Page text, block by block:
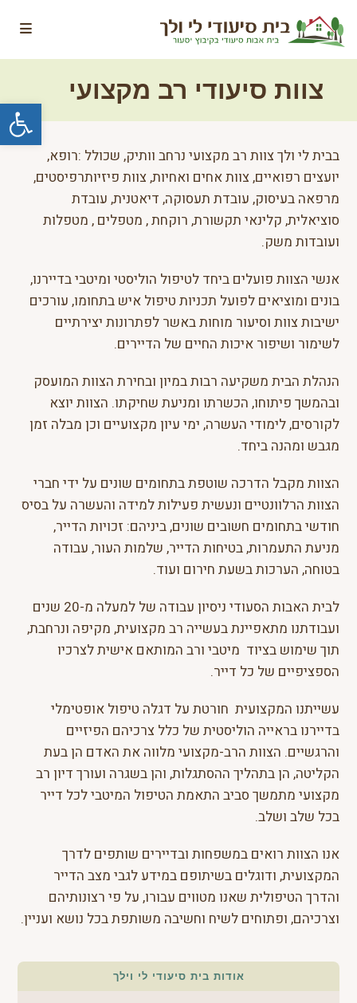
פתח סרגל נגישות
content
צוות סיעודי רב מקצועי
בבית לי ולך צוות רב מקצועי נרחב וותיק, שכולל :רופא,
יועצים רפואיים, צוות אחים ואחיות, צוות פיזיותרפיסטים,
מרפאה בעיסוק, עובדת תעסוקה, דיאטנית, עובדת
סוציאלית, קלינאי תקשורת, רוקחת , מטפלים , מטפלות
ועובדות משק.
אנשי הצוות פועלים ביחד לטיפול הוליסטי ומיטבי בדיירנו,
בונים ומוציאים לפועל תכניות טיפול איש בתחומו, עורכים
ישיבות צוות וסיעור מוחות באשר לפתרונות יצירתיים
לשימור ושיפור איכות החיים של הדיירים.
הנהלת הבית משקיעה רבות במיון ובחירת הצוות המועסק
ובהמשך פיתוחו, הכשרתו ומניעת שחיקתו. הצוות יוצא
לקורסים, לימודי העשרה, ימי עיון מקצועיים וכן מבלה זמן
מגבש ומהנה ביחד.
הצוות מקבל הדרכה שוטפת בתחומים שונים על ידי חברי
הצוות הרלוונטיים ונעשית פעילות למידה והעשרה על בסיס
חודשי בתחומים חשובים שונים, ביניהם: זכויות הדייר,
מניעת התעמרות, בטיחות הדייר, שלמות העור, עבודה
בטוחה, הערכות בשעת חירום ועוד.
לבית האבות הסעודי ניסיון עבודה של למעלה מ-20 שנים
ועבודתנו מתאפיינת בעשייה רב מקצועית, מקיפה ונרחבת,
תוך שימוש בציוד מיטבי ורב המותאם אישית לצרכיו
הספציפיים של כל דייר.
עשייתנו המקצועית חורטת על דגלה טיפול אופטימלי
בדיירנו בראייה הוליסטית של כלל צרכיהם הפיזיים
והרגשיים. הצוות הרב-מקצועי מלווה את האדם הן בעת
הקליטה, הן בתהליך ההסתגלות, והן בשגרה ועורך דיון רב
מקצועי מתמשך סביב התאמת הטיפול המיטבי לכל דייר
בכל שלב ושלב.
אנו הצוות רואים במשפחות ובדיירים שותפים לדרך
המקצועית, ודוגלים בשיתופם במידע לגבי מצב הדייר
והדרך הטיפולית שאנו מטווים עבורו, על פי רצונותיהם
וצרכיהם, ופתוחים לשיח וחשיבה משותפת בכל נושא ועניין.
אודות בית סיעודי לי וילך